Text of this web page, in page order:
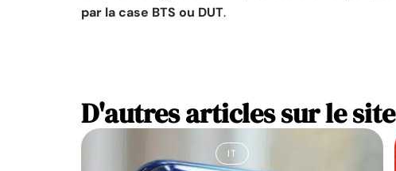
par la case BTS ou DUT.
D'autres articles sur le site
IT